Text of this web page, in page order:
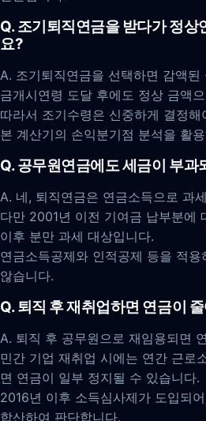
Q. 조기퇴직연금을 받다가 정상
요?
A. 조기퇴직연금을 선택하면 감액된
금개시연령 도달 후에도 정상 금액
따라서 조기수령은 신중하게 결정해
본 계산기의 손익분기점 분석을 활
Q. 공무원연금에도 세금이 부과
A. 네, 퇴직연금은 연금소득으로 과
다만 2001년 이전 기여금 납부분에
이후 분만 과세 대상입니다.
연금소득공제와 인적공제 등을 적
않습니다.
Q. 퇴직 후 재취업하면 연금이
A. 퇴직 후 공무원으로 재임용되면
민간 기업 재취업 시에는 연간 근로
면 연금이 일부 정지될 수 있습니다.
2016년 이후 소득심사제가 도입되
합산하여 판단합니다.